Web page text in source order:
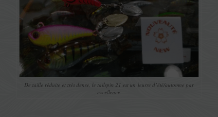
De taille réduite et très dense, le tailspin 21 est un leurre d’été/automne par
excellence